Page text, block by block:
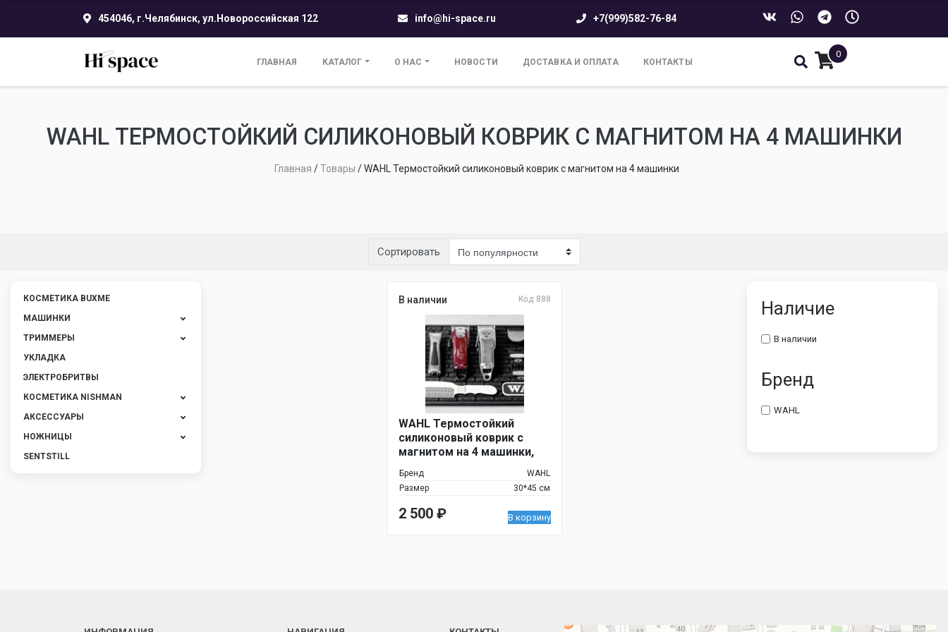
454046, г.Челябинск, ул.Новороссийская 122 info@hi-space.ru +7(999)582-76-84
ГЛАВНАЯ КАТАЛОГ О НАС НОВОСТИ ДОСТАВКА И ОПЛАТА КОНТАКТЫ
0
WAHL ТЕРМОСТОЙКИЙ СИЛИКОНОВЫЙ КОВРИК С МАГНИТОМ НА 4 МАШИНКИ
Главная /Товары /WAHL Термостойкий силиконовый коврик с магнитом на 4 машинки
Сортировать
КОСМЕТИКА BUXME
МАШИНКИ
ТРИММЕРЫ
УКЛАДКА
ЭЛЕКТРОБРИТВЫ
КОСМЕТИКА NISHMAN
АКСЕССУАРЫ
НОЖНИЦЫ
SENTSTILL
В наличии Код 888
WAHL Термостойкий
силиконовый коврик с
магнитом на 4 машинки,
Бренд
WAHL
Размер
30*45 см
2 500 ₽ В корзину
Наличие
В наличии
Бренд
WAHL